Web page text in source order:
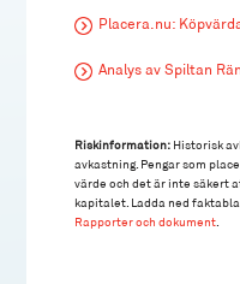
Placera.nu:
Analys av Spiltan
Riskinformation: Historisk
avkastning. Pengar som
värde och det är inte säkert
kapitalet. Ladda ned
Rapporter och dokument.